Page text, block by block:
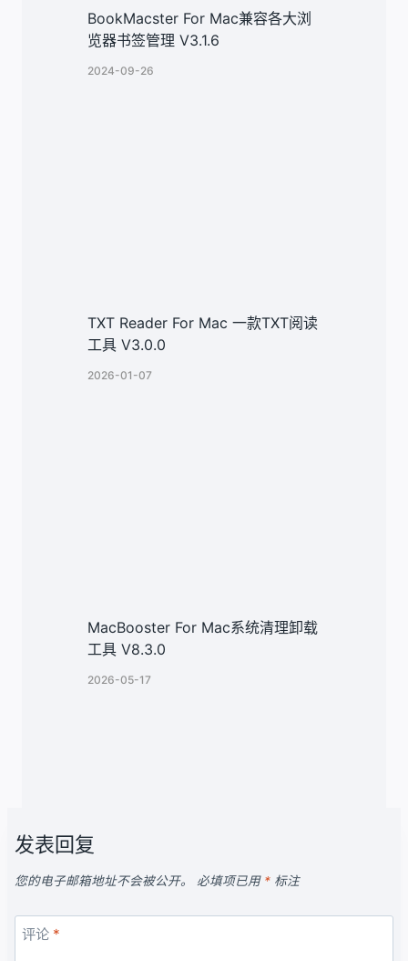
BookMacster For Mac兼容各大浏
览器书签管理 V3.1.6
2024-09-26
TXT Reader For Mac 一款TXT阅读
工具 V3.0.0
2026-01-07
MacBooster For Mac系统清理卸载
工具 V8.3.0
2026-05-17
发表回复
您的电子邮箱地址不会被公开。 必填项已用 * 标注
评论 *